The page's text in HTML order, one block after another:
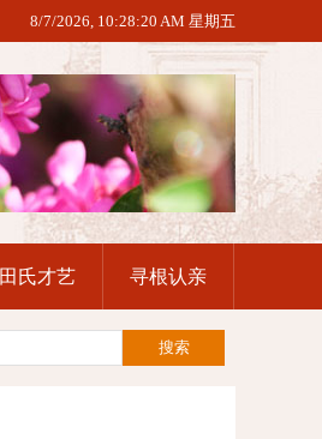
8/7/2026, 10:28:21 AM 星期五
田氏才艺 寻根认亲